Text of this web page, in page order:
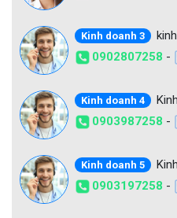
Kinh doanh 3
0902807258 -
Kinh doanh 4
0903987258 -
Kinh doanh 5
0903197258 -